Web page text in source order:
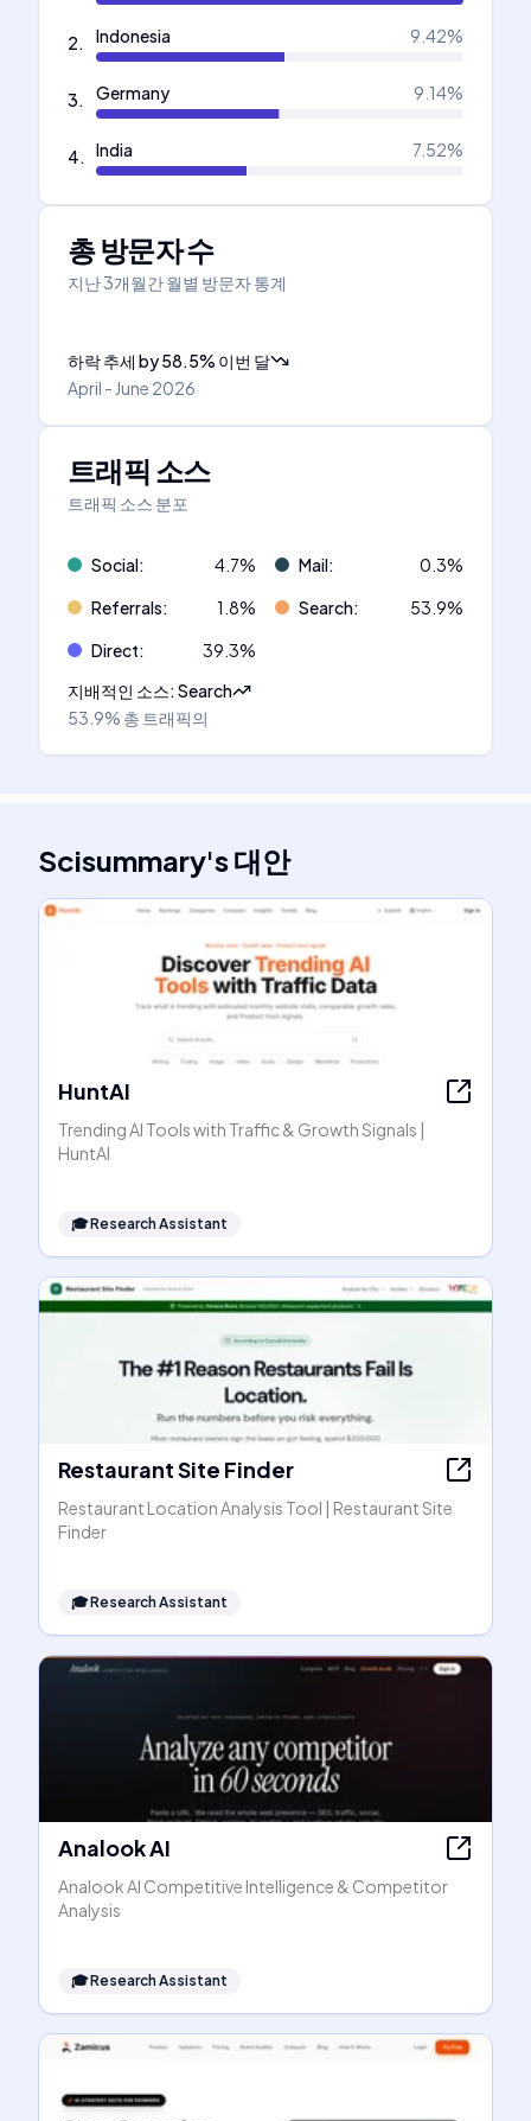
2. Indonesia 9.42%
3. Germany 9.14%
4. India 7.52%
총 방문자 수
지난 3개월간 월별 방문자 통계
하락 추세 by58.5% 이번 달
April - June 2026
트래픽 소스
트래픽 소스 분포
Social: 4.7% Mail: 0.3%
Referrals: 1.8% Search: 53.9%
Direct: 39.3%
지배적인 소스:Search
53.9% 총 트래픽의
Scisummary's대안
HuntAI
Trending AI Tools with Traffic & Growth Signals |
HuntAI
🎓Research Assistant
Restaurant Site Finder
Restaurant Location Analysis Tool | Restaurant Site
Finder
🎓Research Assistant
Analook AI
Analook AI Competitive Intelligence & Competitor
Analysis
🎓Research Assistant